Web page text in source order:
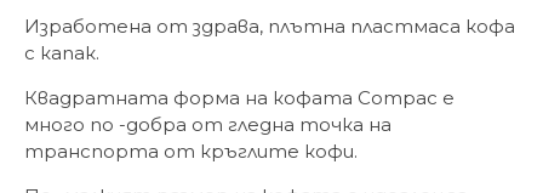
Изработена от здрава, плътна пластмаса кофа
с капак.
Квадратната форма на кофата Compac е
много по -добра от гледна точка на
транспорта от кръглите кофи.